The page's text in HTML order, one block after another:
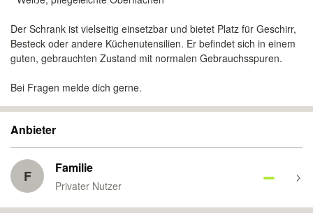
Der Schrank ist vielseitig einsetzbar und bietet Platz für Geschirr,
Besteck oder andere Küchenutensilien. Er befindet sich in einem
guten, gebrauchten Zustand mit normalen Gebrauchsspuren.
Bei Fragen melde dich gerne.
Anbieter
F Familie
Privater Nutzer